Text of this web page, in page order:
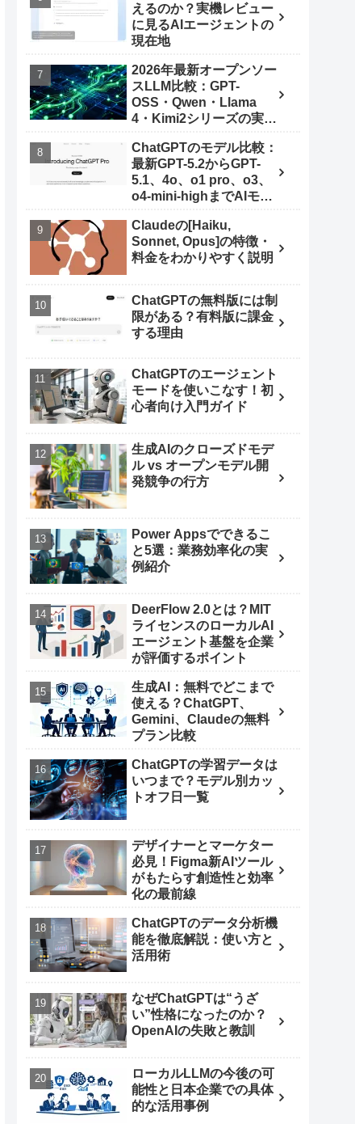
えるのか？実機レビュー
に見るAIエージェントの
現在地
2026年最新オープンソー
スLLM比較：GPT-
OSS・Qwen・Llama
4・Kimi2シリーズの実力
ChatGPTのモデル比較：
最新GPT-5.2からGPT-
5.1、4o、o1 pro、o3、
o4-mini-highまでAIモデ
Claudeの[Haiku,
Sonnet, Opus]の特徴・
料金をわかりやすく説明
ChatGPTの無料版には制
限がある？有料版に課金
する理由
ChatGPTのエージェント
モードを使いこなす！初
心者向け入門ガイド
生成AIのクローズドモデ
ル vs オープンモデル開
発競争の行方
Power Appsでできるこ
と5選：業務効率化の実
例紹介
DeerFlow 2.0とは？MIT
ライセンスのローカルAI
エージェント基盤を企業
が評価するポイント
生成AI：無料でどこまで
使える？ChatGPT、
Gemini、Claudeの無料
プラン比較
ChatGPTの学習データは
いつまで？モデル別カッ
トオフ日一覧
デザイナーとマーケター
必見！Figma新AIツール
がもたらす創造性と効率
化の最前線
ChatGPTのデータ分析機
能を徹底解説：使い方と
活用術
なぜChatGPTは“うざ
い”性格になったのか？
OpenAIの失敗と教訓
ローカルLLMの今後の可
能性と日本企業での具体
的な活用事例